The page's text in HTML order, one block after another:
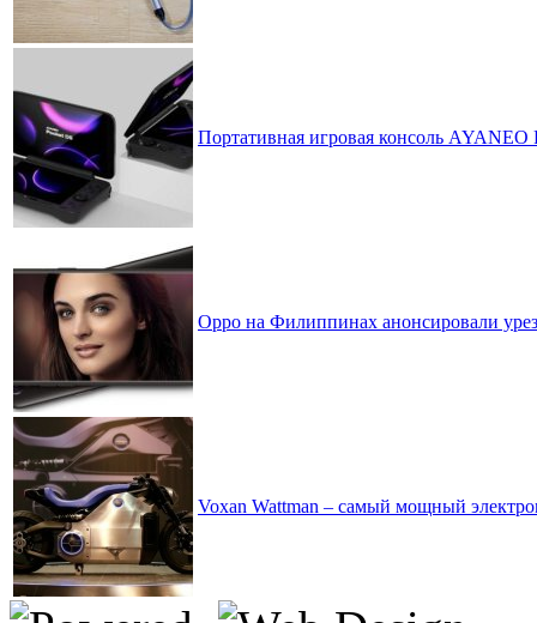
Портативная игровая консоль AYANEO
Oppo на Филиппинах анонсировали
Voxan Wattman – самый мощный